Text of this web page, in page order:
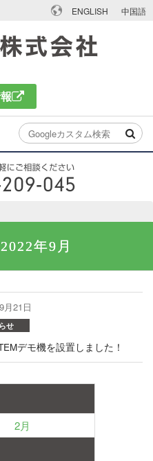
ENGLISH 中国語
年9月
月21日
せ
デモ機を設置しました！
2月